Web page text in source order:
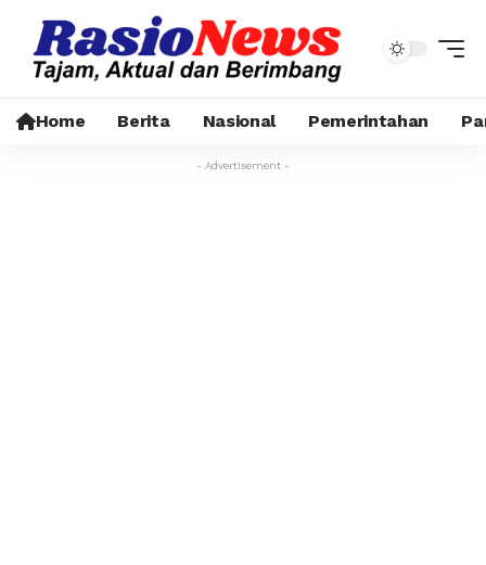
Home Berita Nasional Pemerintahan
- Advertisement -